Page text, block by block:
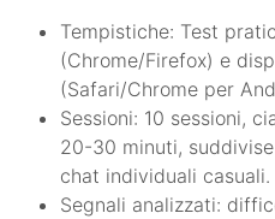
Tempistiche: Test
(Chrome/Firefox) e
(Safari/Chrome per
Sessioni: 10 sessioni,
20-30 minuti,
chat individuali casuali.
Segnali analizzati: